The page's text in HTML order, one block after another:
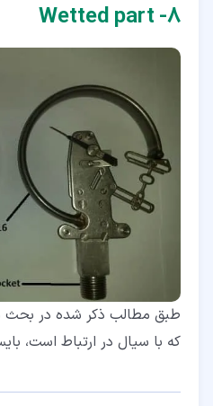
۸‏- Wetted part
طبق مطالب ذکر شده در بحث
که با سیال در ارتباط است،